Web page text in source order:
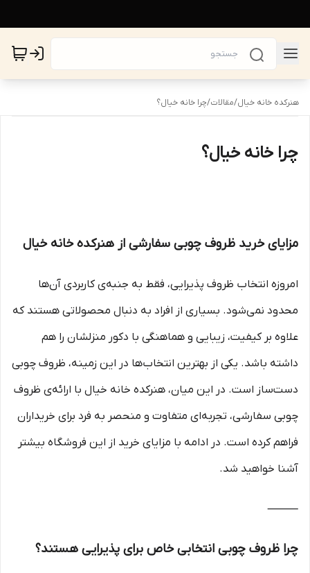
هنرکده خانه خیال/مقالات/چرا خانه خیال؟
چرا خانه خیال؟
مزایای خرید ظروف چوبی سفارشی از هنرکده خانه خیال
امروزه انتخاب ظروف پذیرایی، فقط به جنبه‌ی کاربردی آن‌ها
محدود نمی‌شود. بسیاری از افراد به دنبال محصولاتی هستند که
علاوه بر کیفیت، زیبایی و هماهنگی با دکور منزلشان را هم
داشته باشد. یکی از بهترین انتخاب‌ها در این زمینه، ظروف چوبی
دست‌ساز است. در این میان، هنرکده خانه خیال با ارائه‌ی ظروف
چوبی سفارشی، تجربه‌ای متفاوت و منحصر به فرد برای خریداران
فراهم کرده است. در ادامه با مزایای خرید از این فروشگاه بیشتر
آشنا خواهید شد.
⸻
چرا ظروف چوبی انتخابی خاص برای پذیرایی هستند؟